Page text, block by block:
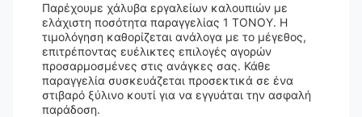
Παρέχουμε χάλυβα εργαλείων καλουπιών με
ελάχιστη ποσότητα παραγγελίας 1 ΤΟΝΟΥ. Η
τιμολόγηση καθορίζεται ανάλογα με το μέγεθος,
επιτρέποντας ευέλικτες επιλογές αγορών
προσαρμοσμένες στις ανάγκες σας. Κάθε
παραγγελία συσκευάζεται προσεκτικά σε ένα
στιβαρό ξύλινο κουτί για να εγγυάται την ασφαλή
παράδοση.